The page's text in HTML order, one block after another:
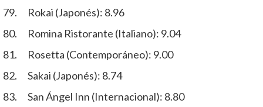
Rokai (Japonés): 8.96
Romina Ristorante (Italiano): 9.04
Rosetta (Contemporáneo): 9.00
Sakai (Japonés): 8.74
San Ángel Inn (Internacional): 8.80